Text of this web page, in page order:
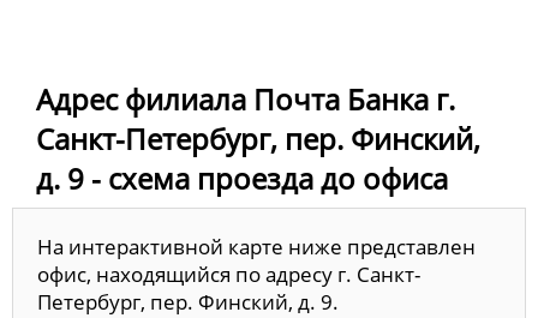
Адрес филиала Почта Банка г.
Санкт-Петербург, пер. Финский,
д. 9 - схема проезда до офиса
На интерактивной карте ниже представлен
офис, находящийся по адресу г. Санкт-
Петербург, пер. Финский, д. 9.